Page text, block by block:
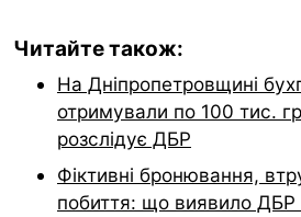
Читайте також:
На Дніпропетровщині
отримували по 100 тис.
розслідує ДБР
Фіктивні бронювання,
побиття: що виявило ДБР